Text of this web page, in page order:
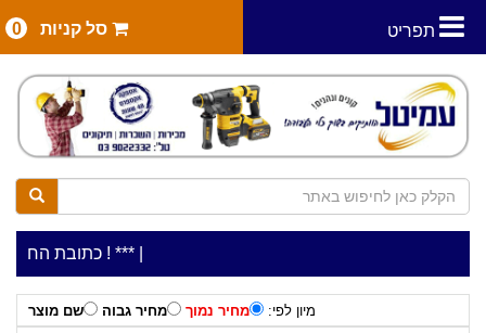
תפריט סל קניות 0
***כתובת החנות: רח' המלאכה 2, ביתן 8 ***כלי עבודה להשכרה בתעריף יומי משתלם ! ***
מיון לפי: מחיר נמוך מחיר גבוה
שם מוצר